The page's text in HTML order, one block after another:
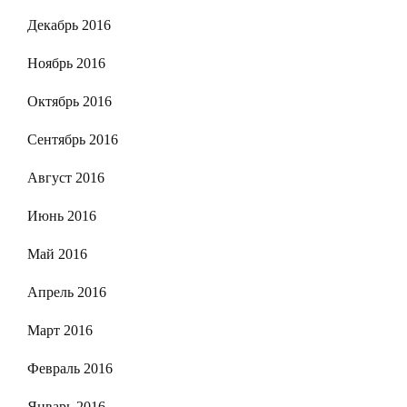
Декабрь 2016
Ноябрь 2016
Октябрь 2016
Сентябрь 2016
Август 2016
Июнь 2016
Май 2016
Апрель 2016
Март 2016
Февраль 2016